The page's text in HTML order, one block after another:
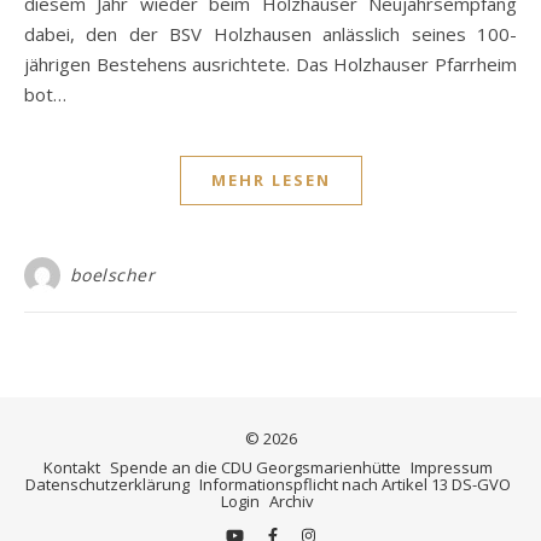
dabei, den der BSV Holzhausen anlässlich seines 100-
jährigen Bestehens ausrichtete. Das Holzhauser Pfarrheim
bot…
MEHR LESEN
boelscher
© 2026
Kontakt Spende an die CDU Georgsmarienhütte Impressum
Datenschutzerklärung Informationspflicht nach Artikel 13 DS-GVO
Login Archiv